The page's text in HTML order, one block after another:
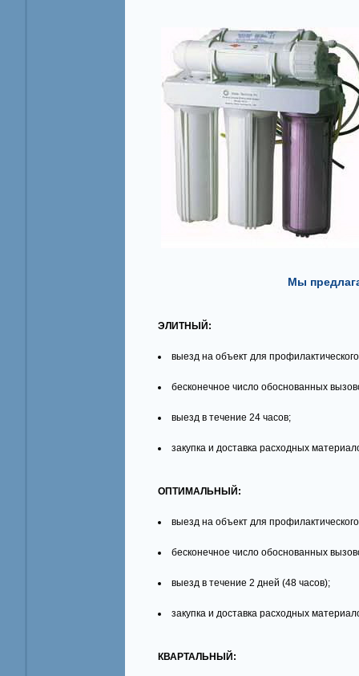
Мы
ЭЛИТНЫЙ:
выезд на объект для
бесконечное число обоснованных
выезд в течение 24 часов;
закупка и доставка расходных
ОПТИМАЛЬНЫЙ:
выезд на объект для
бесконечное число обоснованных
выезд в течение 2 дней (48 часов);
закупка и доставка расходных
КВАРТАЛЬНЫЙ: